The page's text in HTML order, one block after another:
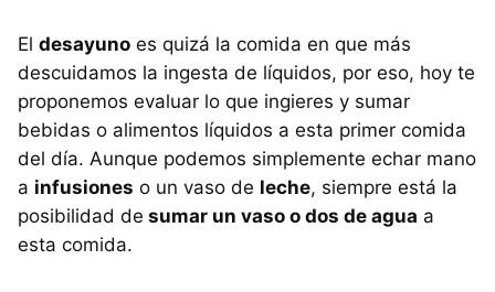
El desayuno es quizá la comida en que más
descuidamos la ingesta de líquidos, por eso, hoy te
proponemos evaluar lo que ingieres y sumar
bebidas o alimentos líquidos a esta primer comida
del día. Aunque podemos simplemente echar mano
a infusiones o un vaso de leche, siempre está la
posibilidad de sumar un vaso o dos de agua a
esta comida.